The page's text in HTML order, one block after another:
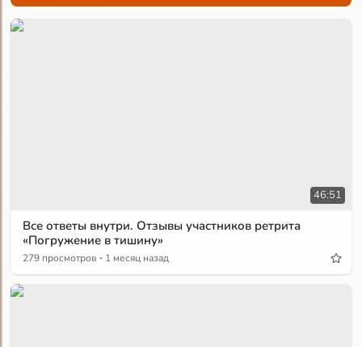
46:51
Все ответы внутри. Отзывы участников ретрита
«Погружение в тишину»
279 просмотров · 1 месяц назад